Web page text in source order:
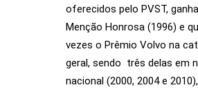
oferecidos pelo PVST,
Menção Honrosa (1996) e
vezes o Prêmio Volvo na
geral, sendo três delas em
nacional (2000, 2004 e